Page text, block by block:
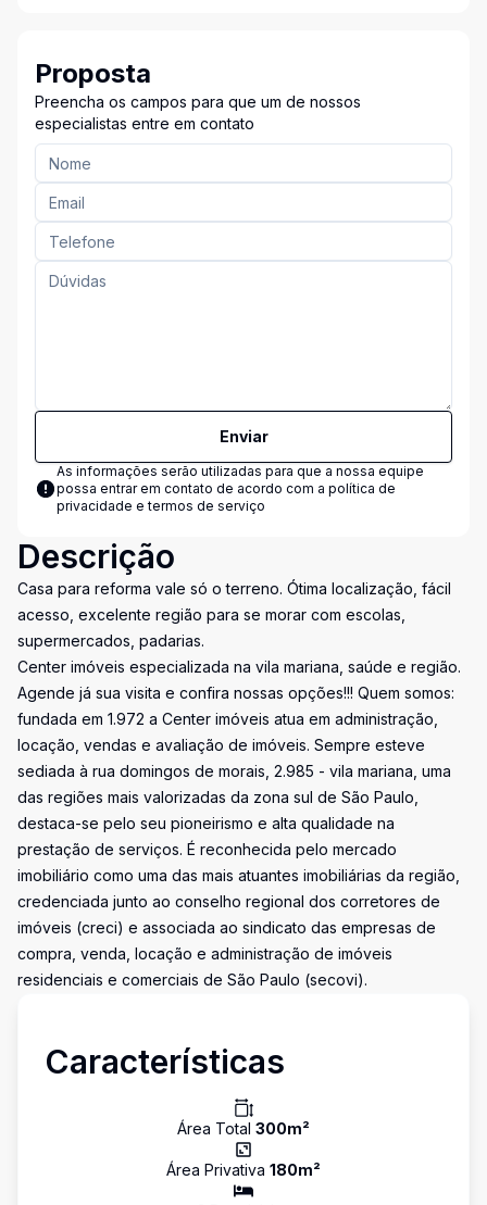
Proposta
Preencha os campos para que um de nossos
especialistas entre em contato
Enviar
As informações serão utilizadas para que a nossa equipe
possa entrar em contato de acordo com a política de
privacidade e termos de serviço
Descrição
Casa para reforma vale só o terreno. Ótima localização, fácil
acesso, excelente região para se morar com escolas,
supermercados, padarias.
Center imóveis especializada na vila mariana, saúde e região.
Agende já sua visita e confira nossas opções!!! Quem somos:
fundada em 1.972 a Center imóveis atua em administração,
locação, vendas e avaliação de imóveis. Sempre esteve
sediada à rua domingos de morais, 2.985 - vila mariana, uma
das regiões mais valorizadas da zona sul de São Paulo,
destaca-se pelo seu pioneirismo e alta qualidade na
prestação de serviços. É reconhecida pelo mercado
imobiliário como uma das mais atuantes imobiliárias da região,
credenciada junto ao conselho regional dos corretores de
imóveis (creci) e associada ao sindicato das empresas de
compra, venda, locação e administração de imóveis
residenciais e comerciais de São Paulo (secovi).
Características
Área Total 300m²
Área Privativa 180m²